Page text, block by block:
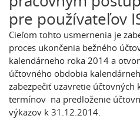
pre používateľov
Cieľom tohto usmernenia je
proces ukončenia bežného
kalendárneho roka 2014 a
účtovného obdobia
zabezpečiť uzavretie účtovných
termínov na predloženie
výkazov k 31.12.2014.